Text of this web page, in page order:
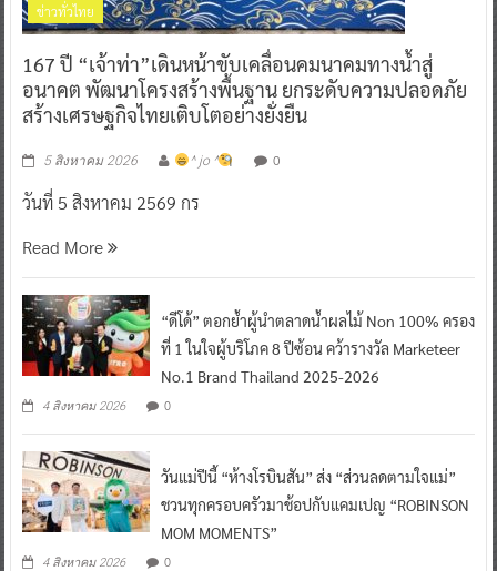
ข่าวทั่วไทย
167 ปี “เจ้าท่า”เดินหน้าขับเคลื่อนคมนาคมทางน้ำสู่
อนาคต พัฒนาโครงสร้างพื้นฐาน ยกระดับความปลอดภัย
สร้างเศรษฐกิจไทยเติบโตอย่างยั่งยืน
5 สิงหาคม 2026 ^ jo ^ 0
วันที่ 5 สิงหาคม 2569 กร
Read More
“ดีโด้” ตอกย้ำผู้นำตลาดน้ำผลไม้ Non 100% ครอง
ที่ 1 ในใจผู้บริโภค 8 ปีซ้อน คว้ารางวัล Marketeer
No.1 Brand Thailand 2025-2026
4 สิงหาคม 2026 0
วันแม่ปีนี้ “ห้างโรบินสัน” ส่ง “ส่วนลดตามใจแม่”
ชวนทุกครอบครัวมาช้อปกับแคมเปญ “ROBINSON
MOM MOMENTS”
4 สิงหาคม 2026 0